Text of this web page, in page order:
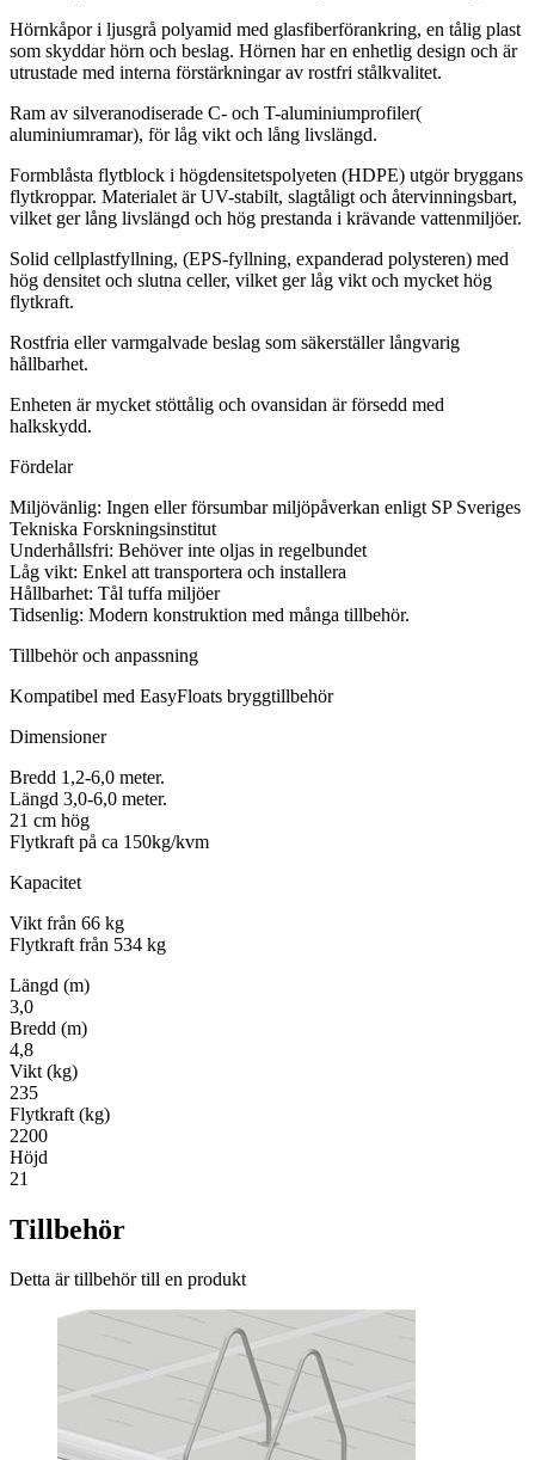
Hörnkåpor i ljusgrå polyamid med glasfiberförankring, en tålig plast
som skyddar hörn och beslag. Hörnen har en enhetlig design och är
utrustade med interna förstärkningar av rostfri stålkvalitet.
Ram av silveranodiserade C- och T-aluminiumprofiler(
aluminiumramar), för låg vikt och lång livslängd.
Formblåsta flytblock i högdensitetspolyeten (HDPE) utgör bryggans
flytkroppar. Materialet är UV-stabilt, slagtåligt och återvinningsbart,
vilket ger lång livslängd och hög prestanda i krävande vattenmiljöer.
Solid cellplastfyllning, (EPS-fyllning, expanderad polysteren) med
hög densitet och slutna celler, vilket ger låg vikt och mycket hög
flytkraft.
Rostfria eller varmgalvade beslag som säkerställer långvarig
hållbarhet.
Enheten är mycket stöttålig och ovansidan är försedd med
halkskydd.
Fördelar
Miljövänlig: Ingen eller försumbar miljöpåverkan enligt SP Sveriges
Tekniska Forskningsinstitut
Underhållsfri: Behöver inte oljas in regelbundet
Låg vikt: Enkel att transportera och installera
Hållbarhet: Tål tuffa miljöer
Tidsenlig: Modern konstruktion med många tillbehör.
Tillbehör och anpassning
Kompatibel med EasyFloats bryggtillbehör
Dimensioner
Bredd 1,2-6,0 meter.
Längd 3,0-6,0 meter.
21 cm hög
Flytkraft på ca 150kg/kvm
Kapacitet
Vikt från 66 kg
Flytkraft från 534 kg
Längd (m)
3,0
Bredd (m)
4,8
Vikt (kg)
235
Flytkraft (kg)
2200
Höjd
21
Tillbehör
Detta är tillbehör till en produkt